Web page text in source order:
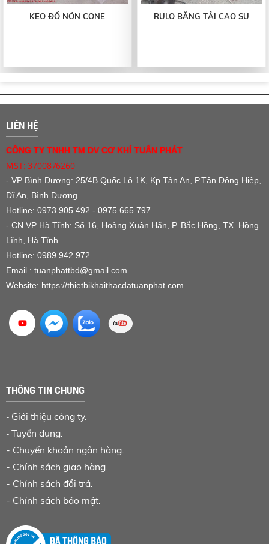
KEO ĐỔ NÓN CONE RULO BĂNG TẢI CAO SU
LIÊN HỆ
CÔNG TY TNHH TM DV CƠ KHÍ TUẤN PHÁT
MST: 3700876260
- VP Bình Dương: 25/4B Quốc Lộ 1K, Kp.Tân An, P.Tân Đông Hiệp,
Dĩ An, Bình Dương.
Hotline: 0973 905 492 - 0975 665 797
- CN VP Hà Tĩnh: Số 16, Hoàng Xuân Hãn, P. Bắc Hồng, TX. Hồng
Lĩnh, Hà Tĩnh.
Hotline: 0989 942 972.
Email : tuanphattbd@gmail.com
Website: https://thietbikhaithacdatuanphat.com
THÔNG TIN CHUNG
- Giới thiệu công ty.
- Tuyển dụng.
- Chuyển khoản ngân hàng
- Chính sách giao hàng.
- Chính sách đổi trả.
- Chính sách bảo mật.